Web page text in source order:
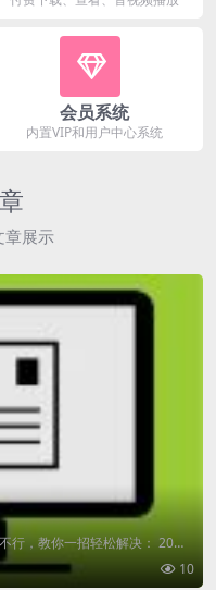
会员系统
内置VIP和用户中心系统
章展示
行，教你一招轻松解决： 20毫
10